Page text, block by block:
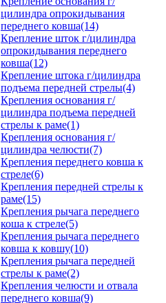
цилиндра опрокидывания
переднего ковша(14)
Крепление шток г/цилиндра
опрокидывания переднего
ковша(12)
Крепление штока г/цилиндра
подъема передней стрелы(4)
Крепления основания г/
цилиндра подъема передней
стрелы к раме(1)
Крепления основания г/
цилиндра челюсти(7)
Крепления переднего ковша к
стреле(6)
Крепления передней стрелы к
раме(15)
Крепления рычага переднего
коша к стреле(5)
Крепления рычага переднего
ковша к ковшу(10)
Крепления рычага передней
стрелы к раме(2)
Крепления челюсти и отвала
переднего ковша(9)